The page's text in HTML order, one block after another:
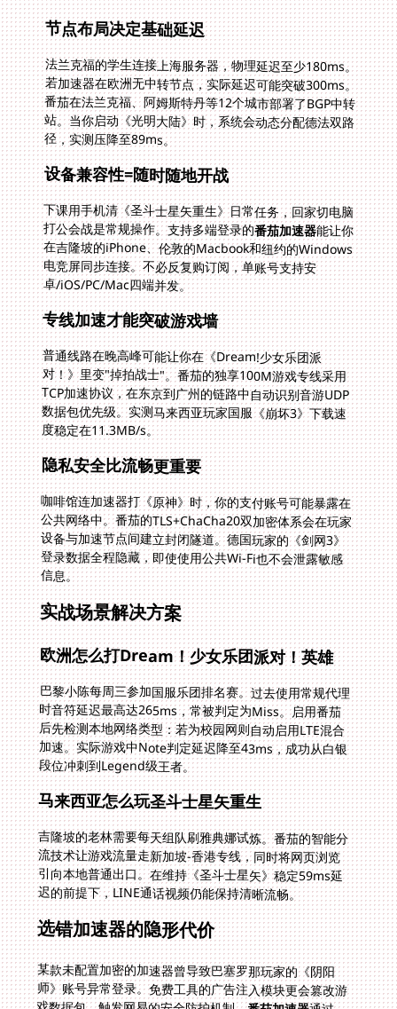
节点布局决定基础延迟
法兰克福的学生连接上海服务器，物理延迟至少180ms。
若加速器在欧洲无中转节点，实际延迟可能突破300ms。
番茄在法兰克福、阿姆斯特丹等12个城市部署了BGP中转
站。当你启动《光明大陆》时，系统会动态分配德法双路
径，实测压降至89ms。
设备兼容性=随时随地开战
下课用手机清《圣斗士星矢重生》日常任务，回家切电脑
打公会战是常规操作。支持多端登录的番茄加速器能让你
在吉隆坡的iPhone、伦敦的Macbook和纽约的Windows
电竞屏同步连接。不必反复购订阅，单账号支持安
卓/iOS/PC/Mac四端并发。
专线加速才能突破游戏墙
普通线路在晚高峰可能让你在《Dream!少女乐团派
对！》里变"掉拍战士"。番茄的独享100M游戏专线采用
TCP加速协议，在东京到广州的链路中自动识别音游UDP
数据包优先级。实测马来西亚玩家国服《崩坏3》下载速
度稳定在11.3MB/s。
隐私安全比流畅更重要
咖啡馆连加速器打《原神》时，你的支付账号可能暴露在
公共网络中。番茄的TLS+ChaCha20双加密体系会在玩家
设备与加速节点间建立封闭隧道。德国玩家的《剑网3》
登录数据全程隐藏，即使使用公共Wi-Fi也不会泄露敏感
信息。
实战场景解决方案
欧洲怎么打Dream！少女乐团派对！英雄
巴黎小陈每周三参加国服乐团排名赛。过去使用常规代理
时音符延迟最高达265ms，常被判定为Miss。启用番茄
后先检测本地网络类型：若为校园网则自动启用LTE混合
加速。实际游戏中Note判定延迟降至43ms，成功从白银
段位冲刺到Legend级王者。
马来西亚怎么玩圣斗士星矢重生
吉隆坡的老林需要每天组队刷雅典娜试炼。番茄的智能分
流技术让游戏流量走新加坡-香港专线，同时将网页浏览
引向本地普通出口。在维持《圣斗士星矢》稳定59ms延
迟的前提下，LINE通话视频仍能保持清晰流畅。
选错加速器的隐形代价
某款未配置加密的加速器曾导致巴塞罗那玩家的《阴阳
师》账号异常登录。免费工具的广告注入模块更会篡改游